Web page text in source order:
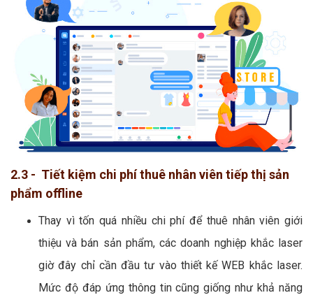
2.3 - Tiết kiệm chi phí thuê nhân viên tiếp thị sản
phẩm offline
Thay vì tốn quá nhiều chi phí để thuê nhân viên giới
thiệu và bán sản phẩm, các doanh nghiệp khắc laser
giờ đây chỉ cần đầu tư vào thiết kế WEB khắc laser.
Mức độ đáp ứng thông tin cũng giống như khả năng